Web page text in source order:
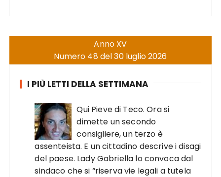
Anno XV
Numero 48 del 30 luglio 2026
I PIÙ LETTI DELLA SETTIMANA
Qui Pieve di Teco. Ora si
dimette un secondo
consigliere, un terzo è
assenteista. E un cittadino descrive i disagi
del paese. Lady Gabriella lo convoca dal
sindaco che si “riserva vie legali a tutela